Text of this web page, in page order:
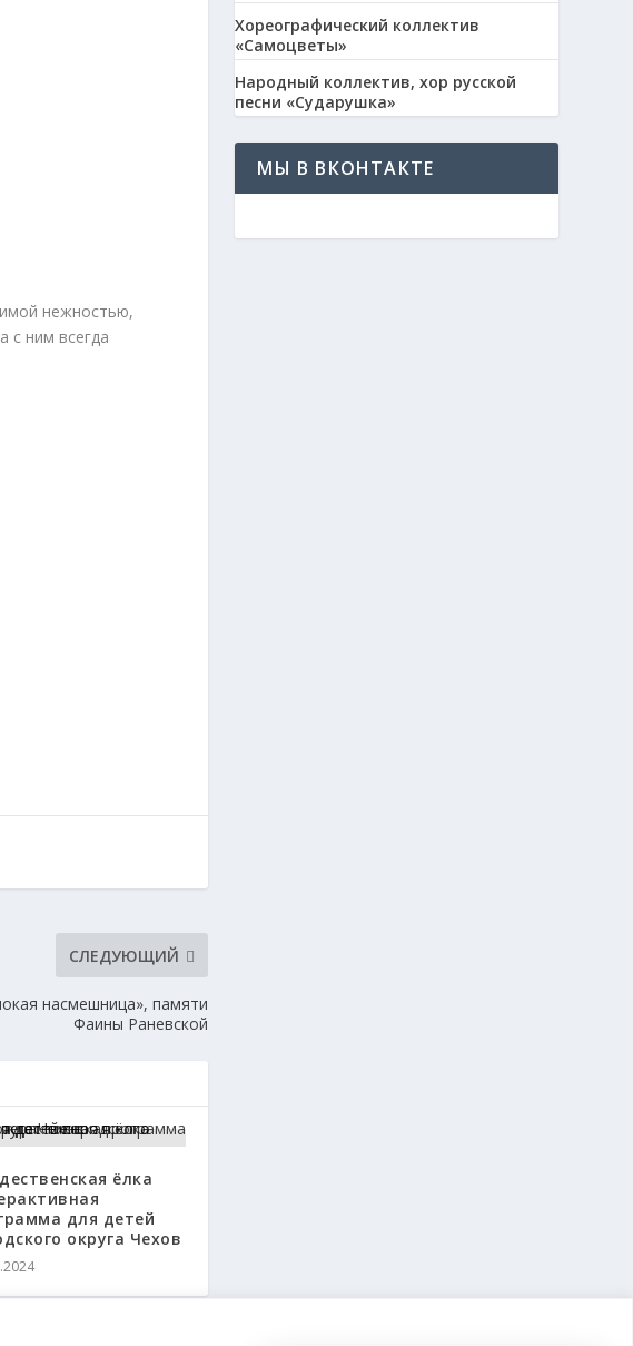
нежностью,
с ним всегда
СЛЕДУЮЩИЙ
насмешница», памяти
Фаины Раневской
ёлка
для детей
округа Чехов
Хореографический коллектив
«Самоцветы»
Народный коллектив, хор русской
песни «Сударушка»
МЫ В ВКОНТАКТЕ